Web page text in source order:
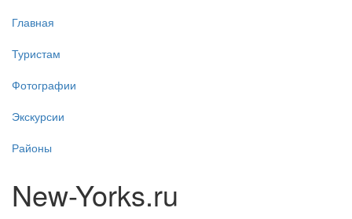
Главная
Туристам
Фотографии
Экскурсии
Районы
New-Yorks.ru